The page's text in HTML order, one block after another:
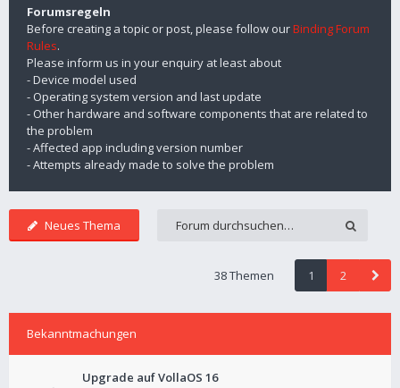
Forumsregeln
Before creating a topic or post, please follow ourBinding Forum
Rules.
Please inform us in your enquiry at least about
- Device model used
- Operating system version and last update
- Other hardware and software components that are related to
the problem
- Affected app including version number
- Attempts already made to solve the problem
Neues Thema
38 Themen 1 2
Bekanntmachungen
Upgrade auf VollaOS 16